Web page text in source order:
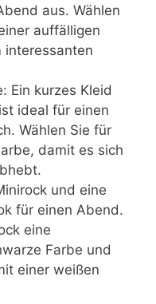
aus. Wählen
auffälligen
interessanten
Ein kurzes Kleid
ideal für einen
Wählen Sie für
damit es sich
und eine
für einen Abend.
eine
Farbe und
einer weißen